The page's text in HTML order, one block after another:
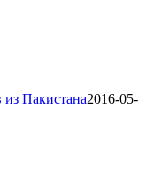
из Пакистана2016-05-